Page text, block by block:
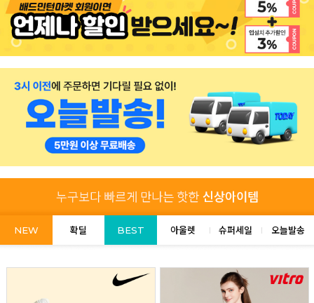
NEW 확딜 BEST 아울렛 슈퍼세일 오늘발송